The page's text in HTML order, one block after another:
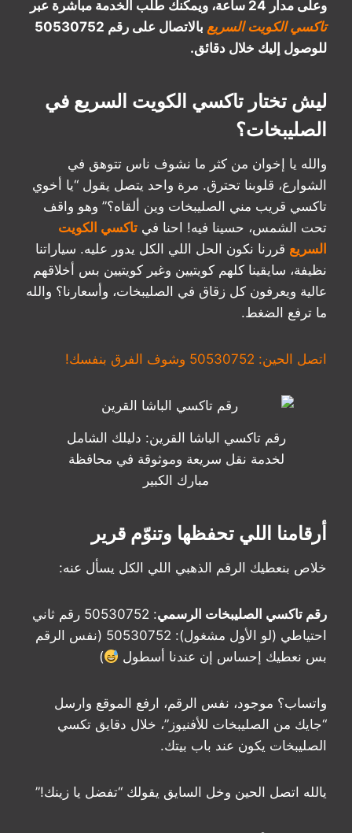
وعلى مدار 24 ساعة، ويمكنك طلب الخدمة مباشرة عبر
تاكسي الكويت السريع
بالاتصال على رقم 50530752
للوصول إليك خلال دقائق.
ليش تختار تاكسي الكويت السريع في
الصليبخات؟
والله يا إخوان من كثر ما نشوف ناس تتوهق في
الشوارع، قلوبنا تحترق. مرة واحد يتصل يقول “يا أخوي
تاكسي قريب مني الصليبخات وين ألقاه؟” وهو واقف
تحت الشمس، حسينا فيه! احنا في تاكسي الكويت
السريع قررنا نكون الحل اللي الكل يدور عليه. سياراتنا
نظيفة، سايقينا كلهم كويتيين وغير كويتيين بس أخلاقهم
عالية ويعرفون كل زقاق في الصليبخات، وأسعارنا؟ والله
ما ترفع الضغط.
اتصل الحين: 50530752 وشوف الفرق بنفسك!
رقم تاكسي الباشا القرين: دليلك الشامل
لخدمة نقل سريعة وموثوقة في محافظة
مبارك الكبير
أرقامنا اللي تحفظها وتنوّم قرير
خلاص بنعطيك الرقم الذهبي اللي الكل يسأل عنه:
رقم تاكسي الصليبخات الرسمي
: 50530752 رقم ثاني
احتياطي (لو الأول مشغول): 50530752 (نفس الرقم
بس نعطيك إحساس إن عندنا أسطول
)
واتساب؟ موجود، نفس الرقم، ارفع الموقع وارسل
“جايك من الصليبخات للأفنيوز”، خلال دقايق تكسي
الصليبخات يكون عند باب بيتك.
يالله اتصل الحين وخل السايق يقولك “تفضل يا زينك!”